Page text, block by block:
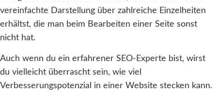
vereinfachte Darstellung über zahlreiche Einzelheiten
erhältst, die man beim Bearbeiten einer Seite sonst
nicht hat.
Auch wenn du ein erfahrener SEO-Experte bist, wirst
du vielleicht überrascht sein, wie viel
Verbesserungspotenzial in einer Website stecken kann.